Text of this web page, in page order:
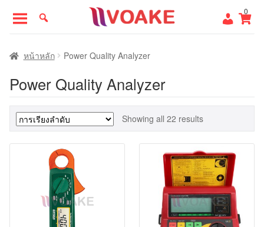
to
navigation
to
content
0
หน้าแรก
หน้าหลัก Power Quality Analyzer
Power Quality Analyzer
Showing all 22 results